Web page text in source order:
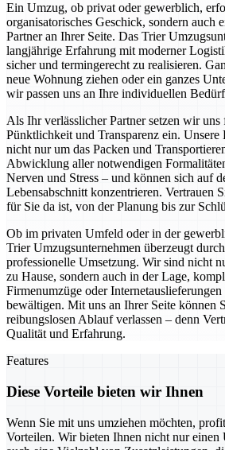
Ein Umzug, ob privat oder gewerblich,
organisatorisches Geschick, sondern auch
Partner an Ihrer Seite. Das Trier
langjährige Erfahrung mit moderner
sicher und termingerecht zu realisieren.
neue Wohnung ziehen oder ein ganzes
wir passen uns an Ihre individuellen
Als Ihr verlässlicher Partner setzen wir uns
Pünktlichkeit und Transparenz ein. Unsere
nicht nur um das Packen und
Abwicklung aller notwendigen
Nerven und Stress – und können sich auf
Lebensabschnitt konzentrieren. Vertrauen
für Sie da ist, von der Planung bis zur
Ob im privaten Umfeld oder in der
Trier Umzugsunternehmen überzeugt
professionelle Umsetzung. Wir sind nicht
zu Hause, sondern auch in der Lage,
Firmenumzüge oder
bewältigen. Mit uns an Ihrer Seite können
reibungslosen Ablauf verlassen – denn
Qualität und Erfahrung.
Features
Diese Vorteile bieten wir Ihnen
Wenn Sie mit uns umziehen möchten,
Vorteilen. Wir bieten Ihnen nicht nur einen